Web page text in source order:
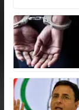
at
s
A
p
p
e
b
k